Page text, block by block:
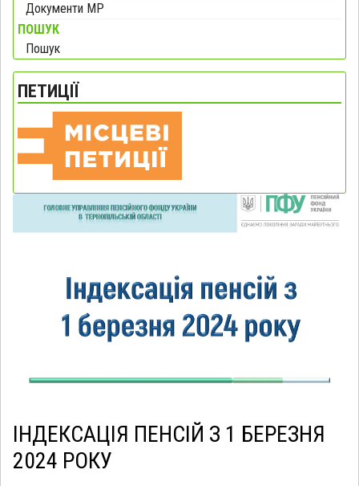
Документи МР
ПОШУК
Пошук
ПЕТИЦІЇ
ІНДЕКСАЦІЯ ПЕНСІЙ З 1 БЕРЕЗНЯ
2024 РОКУ